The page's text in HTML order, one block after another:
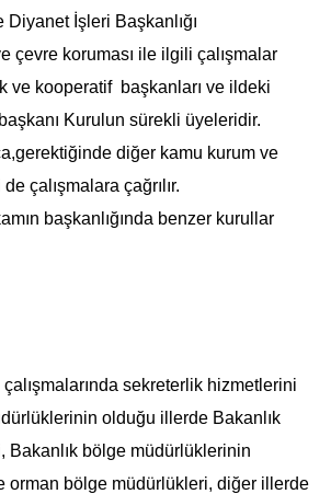
Diyanet İşleri Başkanlığı
çevre koruması ile ilgili çalışmalar
ve kooperatif başkanları ve ildeki
Kurulun sürekli üyeleridir.
diğer kamu kurum ve
çalışmalara çağrılır.
başkanlığında benzer kurullar
sekreterlik hizmetlerini
olduğu illerde Bakanlık
Bakanlık bölge müdürlüklerinin
orman bölge müdürlükleri, diğer illerde